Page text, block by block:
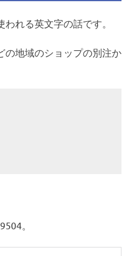
れる英文字の話です。
の地域のショップの別注か
。